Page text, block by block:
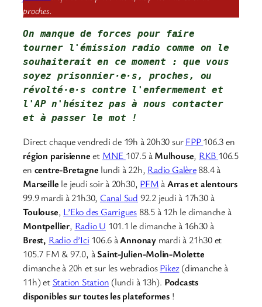
proches.
On manque de forces pour faire
tourner l'émission radio comme on le
souhaiterait en ce moment : que vous
soyez prisonnier·e·s, proches, ou
révolté·e·s contre l'enfermement et
l'AP n'hésitez pas à nous contacter
et à passer le mot !
Direct chaque vendredi de 19h à 20h30 surFPP106.3 en
région parisienneet MNE 107.5 àMulhouse, RKB 106.5
en centre-Bretagne lundi à 22h, Radio Galère88.4 à
Marseille le jeudi soir à 20h30, PFMàArras et alentours
99.9 mardi à 21h30, Canal Sud 92.2 jeudi à 17h30 à
Toulouse, L’Eko des Garrigues 88.5 à 12h le dimanche à
Montpellier, Radio U 101.1 le dimanche à 16h30 à
Brest, Radio d’Ici 106.6 àAnnonay mardi à 21h30 et
105.7 FM & 97.0, àSaint-Julien-Molin-Molette
dimanche à 20h et sur les webradiosPikez(dimanche à
11h) et Station Station (lundi à 13h). Podcasts
disponibles sur toutes les plateformes !